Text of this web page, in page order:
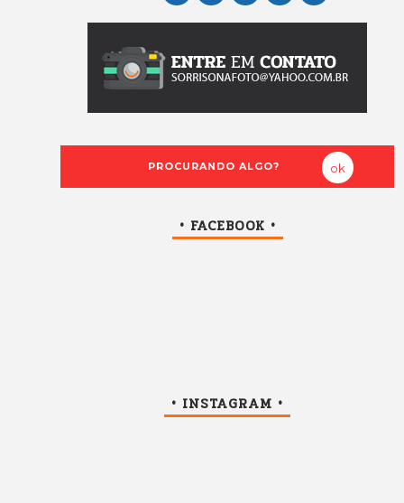
• FACEBOOK •
• INSTAGRAM •